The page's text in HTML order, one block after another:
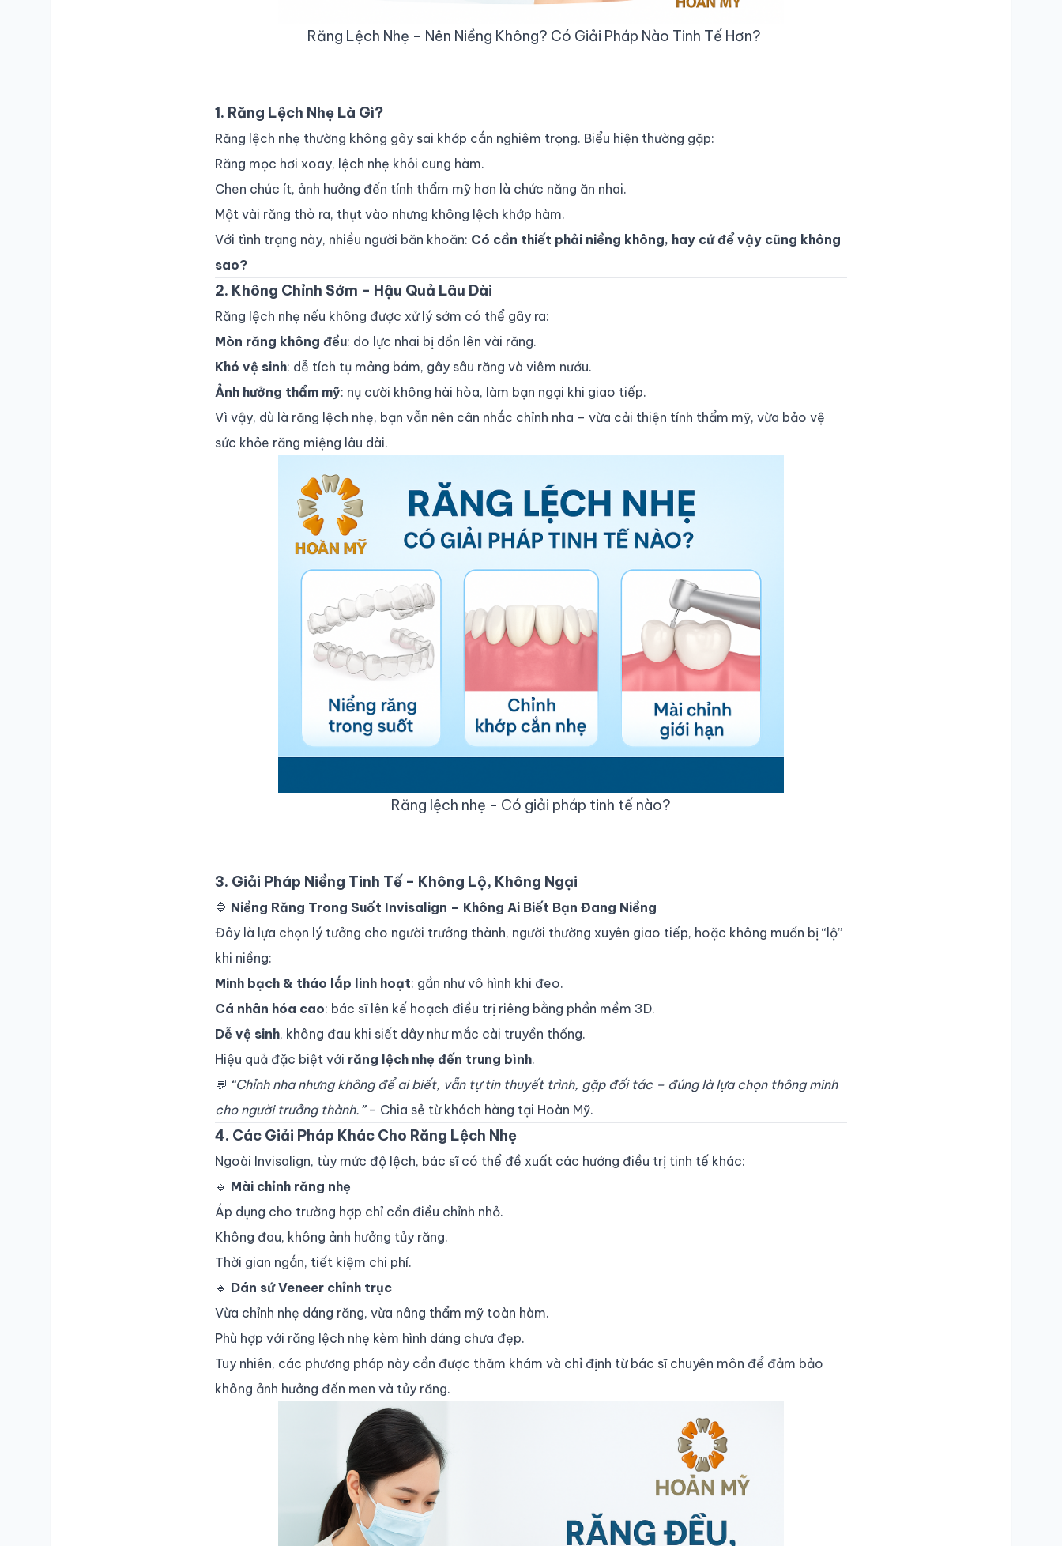
ĐIỆN TỬ
Vui lòng đăng nhập bằng Số điện thoại đã đăng ký.
Răng Lệch Nhẹ – Nên Niềng Không? Có Giải Pháp Nào Tinh Tế Hơn?
1. Răng Lệch Nhẹ Là Gì?
Răng lệch nhẹ thường không gây sai khớp cắn nghiêm trọng. Biểu hiện thường gặp:
Răng mọc hơi xoay, lệch nhẹ khỏi cung hàm.
Chen chúc ít, ảnh hưởng đến tính thẩm mỹ hơn là chức năng ăn nhai.
Một vài răng thò ra, thụt vào nhưng không lệch khớp hàm.
Với tình trạng này, nhiều người băn khoăn: Có cần thiết phải niềng không, hay cứ để vậy cũng không
sao?
2. Không Chỉnh Sớm – Hậu Quả Lâu Dài
Răng lệch nhẹ nếu không được xử lý sớm có thể gây ra:
Mòn răng không đều: do lực nhai bị dồn lên vài răng.
Khó vệ sinh: dễ tích tụ mảng bám, gây sâu răng và viêm nướu.
Ảnh hưởng thẩm mỹ: nụ cười không hài hòa, làm bạn ngại khi giao tiếp.
Vì vậy, dù là răng lệch nhẹ, bạn vẫn nên cân nhắc chỉnh nha – vừa cải thiện tính thẩm mỹ, vừa bảo vệ
sức khỏe răng miệng lâu dài.
Răng lệch nhẹ - Có giải pháp tinh tế nào?
3. Giải Pháp Niềng Tinh Tế – Không Lộ, Không Ngại
🔷 Niềng Răng Trong Suốt Invisalign – Không Ai Biết Bạn Đang Niềng
Đây là lựa chọn lý tưởng cho người trưởng thành, người thường xuyên giao tiếp, hoặc không muốn bị “lộ”
khi niềng:
Minh bạch & tháo lắp linh hoạt: gần như vô hình khi đeo.
Cá nhân hóa cao: bác sĩ lên kế hoạch điều trị riêng bằng phần mềm 3D.
Dễ vệ sinh, không đau khi siết dây như mắc cài truyền thống.
Hiệu quả đặc biệt với răng lệch nhẹ đến trung bình.
💬 “Chỉnh nha nhưng không để ai biết, vẫn tự tin thuyết trình, gặp đối tác – đúng là lựa chọn thông minh
cho người trưởng thành.”– Chia sẻ từ khách hàng tại Hoàn Mỹ.
4. Các Giải Pháp Khác Cho Răng Lệch Nhẹ
Ngoài Invisalign, tùy mức độ lệch, bác sĩ có thể đề xuất các hướng điều trị tinh tế khác:
🔹 Mài chỉnh răng nhẹ
Áp dụng cho trường hợp chỉ cần điều chỉnh nhỏ.
Không đau, không ảnh hưởng tủy răng.
Thời gian ngắn, tiết kiệm chi phí.
🔹 Dán sứ Veneer chỉnh trục
Vừa chỉnh nhẹ dáng răng, vừa nâng thẩm mỹ toàn hàm.
Phù hợp với răng lệch nhẹ kèm hình dáng chưa đẹp.
Tuy nhiên, các phương pháp này cần được thăm khám và chỉ định từ bác sĩ chuyên môn để đảm bảo
không ảnh hưởng đến men và tủy răng.